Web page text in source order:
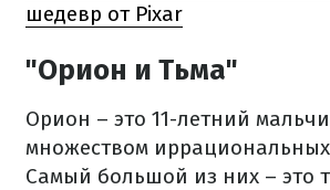
шедевр от Pixar
"Орион и Тьма"
Орион – это 11-летний
множеством иррациональных
Самый большой из них – это